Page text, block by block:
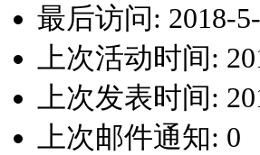
最后访问: 2018-
上次活动时间:
上次发表时间:
上次邮件通知: 0